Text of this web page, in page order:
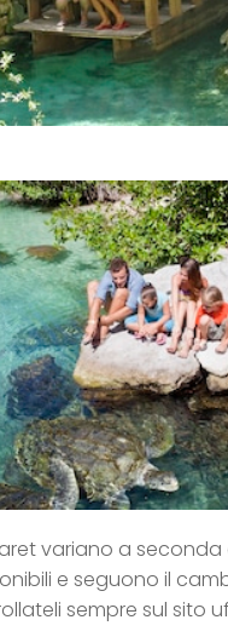
variano a seconda
e seguono il
sempre sul sito